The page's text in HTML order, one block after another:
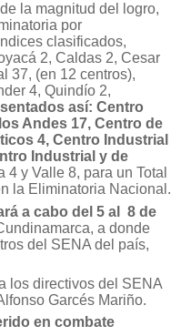
la magnitud del logro,
por
clasificados,
2, Caldas 2, Cesar
37, (en 12 centros),
4, Quindío 2,
así: Centro
Andes 17, Centro de
4, Centro Industrial
Industrial y de
4 y Valle 8, para un Total
la Eliminatoria Nacional.
a cabo del 5 al 8 de
a donde
del SENA del país,
los directivos del SENA
Garcés Mariño.
en combate